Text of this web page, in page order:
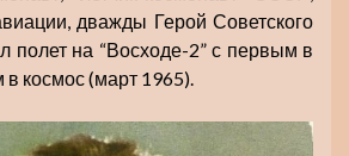
дважды Герой Советского
на “Восходе-2” с первым в
космос (март 1965).